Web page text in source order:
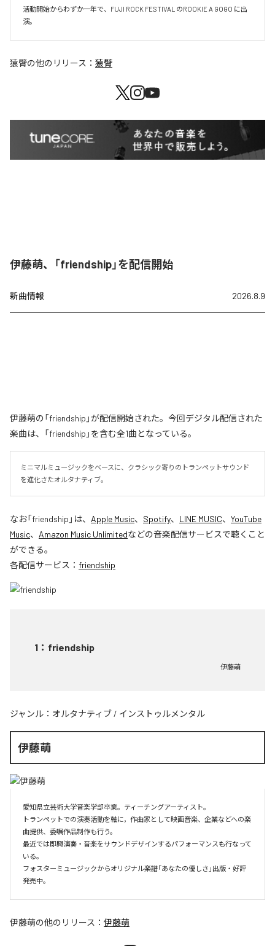
活動開始からわずか一年で、FUJI ROCK FESTIVAL のROOKIE A GOGO に出
演。
猿臂の他のリリース： 猿臂
伊藤萌、「friendship」を配信開始
新曲情報 2026.8.9
伊藤萌の「friendship」が配信開始された。今回デジタル配信された
楽曲は、「friendship」を含む全1曲となっている。
ミニマルミュージックをベースに、クラシック寄りのトランペットサウンド
を進化さたオルタナティブ。
なお「friendship 」は、 Apple Music、 Spotify、 LINE MUSIC、 YouTube
Music、 Amazon Music Unlimitedなどの音楽配信サービスで聴くこと
ができる。
各配信サービス： friendship
1 ： friendship
伊藤萌
ジャンル： オルタナティブ / インストゥルメンタル
伊藤萌
愛知県立芸術大学音楽学部卒業。ティーチングアーティスト。
トランペットでの演奏活動を軸に，作曲家として映画音楽、企業などへの楽
曲提供、委嘱作品制作も行う。
最近では即興演奏・音楽をサウンドデザインするパフォーマンスも行なって
いる。
フォスターミュージックからオリジナル楽譜「あなたの優しさ」出版・好評
伊藤萌の他のリリース： 伊藤萌